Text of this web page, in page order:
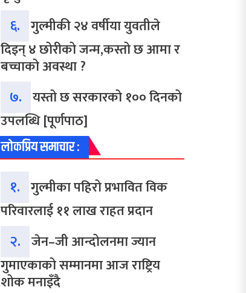
६. गुल्मीकी २४ वर्षीया युवतीले
दिइन् ४ छोरीको जन्म,कस्तो छ आमा र
बच्चाको अवस्था ?
७. यस्तो छ सरकारको १०० दिनको
उपलब्धि [पूर्णपाठ]
लोकप्रिय समाचार :
१. गुल्मीका पहिरो प्रभावित विक
परिवारलाई ११ लाख राहत प्रदान
२. जेन–जी आन्दोलनमा ज्यान
गुमाएकाको सम्मानमा आज राष्ट्रिय
शोक मनाइँदै